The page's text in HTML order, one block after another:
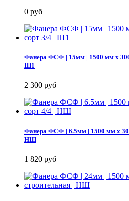
0 руб
Фанера ФСФ | 15мм | 1500 мм х
Ш1
2 300 руб
Фанера ФСФ | 6.5мм | 1500 мм х
НШ
1 820 руб